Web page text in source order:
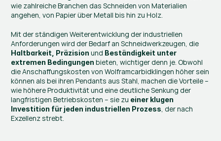
wie zahlreiche Branchen das Schneiden von Materialien
angehen, von Papier über Metall bis hin zu Holz.
Mit der ständigen Weiterentwicklung der industriellen
Haltbarkeit, Präzision und Beständigkeit unter
extremen Bedingungen bieten, wichtiger denn je. Obwohl
die Anschaffungskosten von Wolframcarbidklingen höher sein
können als bei ihren Pendants aus Stahl, machen die Vorteile –
wie höhere Produktivität und eine deutliche Senkung der
langfristigen Betriebskosten – sie zu einer klugen
Investition für jeden industriellen Prozess, der nach
Exzellenz strebt.